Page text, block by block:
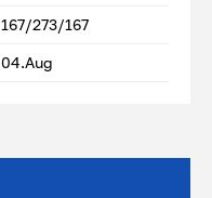
167/273/167
04.Aug